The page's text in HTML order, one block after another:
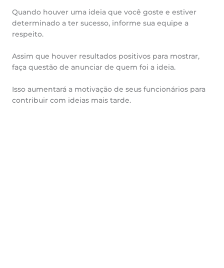
Quando houver uma ideia que você goste e estiver
determinado a ter sucesso, informe sua equipe a
respeito.
Assim que houver resultados positivos para mostrar,
faça questão de anunciar de quem foi a ideia.
Isso aumentará a motivação de seus funcionários para
contribuir com ideias mais tarde.